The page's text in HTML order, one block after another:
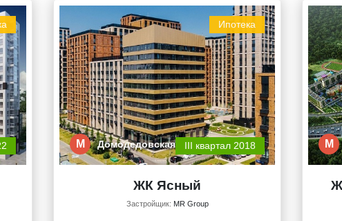
Ипотека
М Домодедовская III квартал 2018
ЖК Ясный
Застройщик: MR Group
М